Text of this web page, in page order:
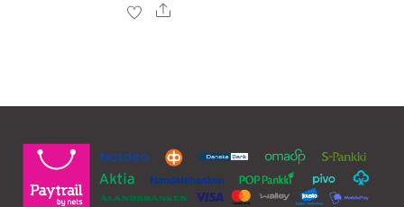
Tällä
muunnelma.
tehdä
valinnat
Ale